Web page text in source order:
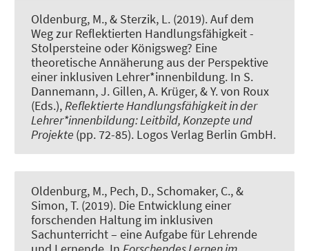
Oldenburg, M., & Sterzik, L. (2019).Auf dem
Weg zur Reflektierten Handlungsfähigkeit -
Stolpersteine oder Königsweg? Eine
theoretische Annäherung aus der Perspektive
einer inklusiven Lehrer*innenbildung. In S.
Dannemann, J. Gillen, A. Krüger, & Y. von Roux
(Eds.),Reflektierte Handlungsfähigkeit in der
Lehrer*innenbildung: Leitbild, Konzepte und
Projekte (pp. 72-85). Logos Verlag Berlin GmbH.
Oldenburg, M., Pech, D., Schomaker, C., &
Simon, T. (2019). Die Entwicklung einer
forschenden Haltung im inklusiven
Sachunterricht – eine Aufgabe für Lehrende